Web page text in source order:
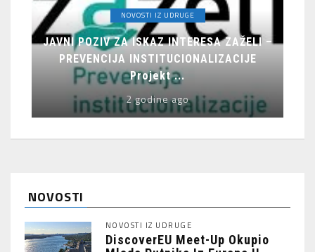
NOVOSTI IZ UDRUGE
JAVNI POZIV ZA ISKAZ INTERESA ZAŽELI –
PREVENCIJA INSTITUCIONALIZACIJE
Projekt ...
2 godine ago
NOVOSTI
NOVOSTI IZ UDRUGE
DiscoverEU Meet-Up Okupio